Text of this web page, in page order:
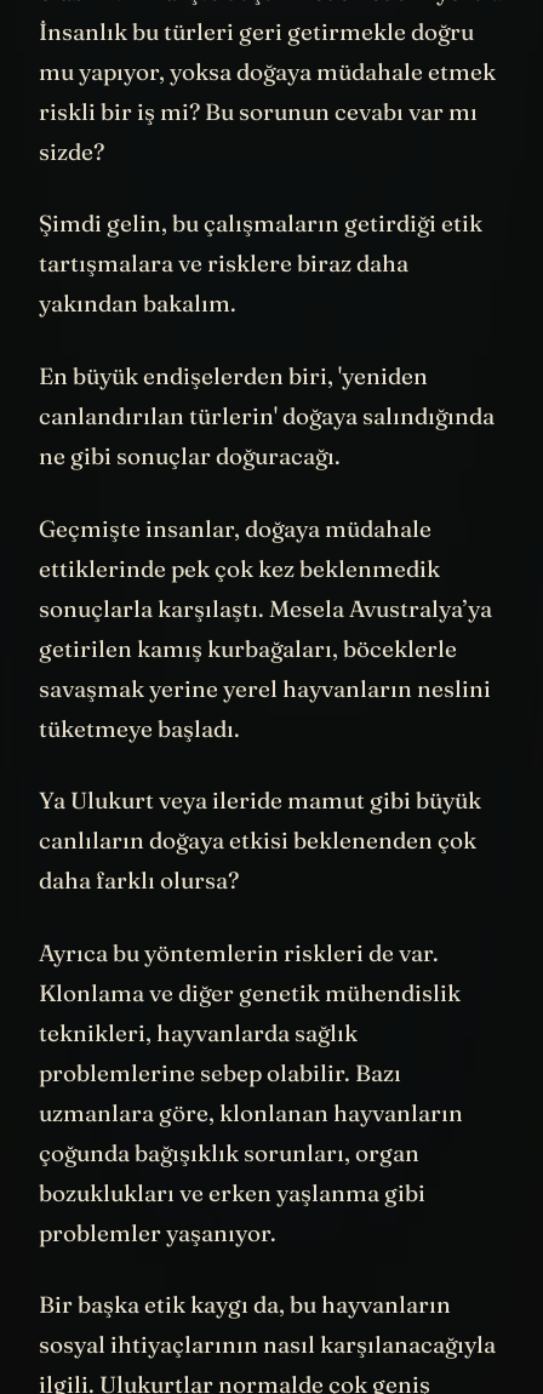
olabilir. Ama işte düşünmeden edemiyoruz.
İnsanlık bu türleri geri getirmekle doğru
mu yapıyor, yoksa doğaya müdahale etmek
riskli bir iş mi? Bu sorunun cevabı var mı
Şimdi gelin, bu çalışmaların getirdiği etik
tartışmalara ve risklere biraz daha
En büyük endişelerden biri, 'yeniden
canlandırılan türlerin' doğaya salındığında
Geçmişte insanlar, doğaya müdahale
ettiklerinde pek çok kez beklenmedik
sonuçlarla karşılaştı. Mesela Avustralya’ya
getirilen kamış kurbağaları, böceklerle
savaşmak yerine yerel hayvanların neslini
Ya Ulukurt veya ileride mamut gibi büyük
canlıların doğaya etkisi beklenenden çok
Ayrıca bu yöntemlerin riskleri de var.
Klonlama ve diğer genetik mühendislik
teknikleri, hayvanlarda sağlık
problemlerine sebep olabilir. Bazı
uzmanlara göre, klonlanan hayvanların
çoğunda bağışıklık sorunları, organ
bozuklukları ve erken yaşlanma gibi
Bir başka etik kaygı da, bu hayvanların
sosyal ihtiyaçlarının nasıl karşılanacağıyla